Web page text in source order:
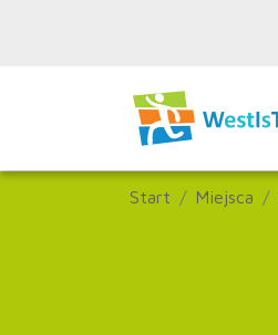
Start Miejsca